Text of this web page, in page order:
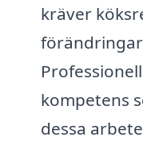
kräver
förändringar
kompetens
dessa